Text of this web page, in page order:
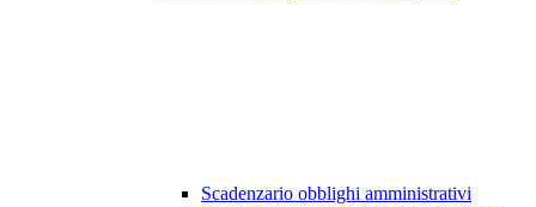
Scadenzario obblighi amministrativi